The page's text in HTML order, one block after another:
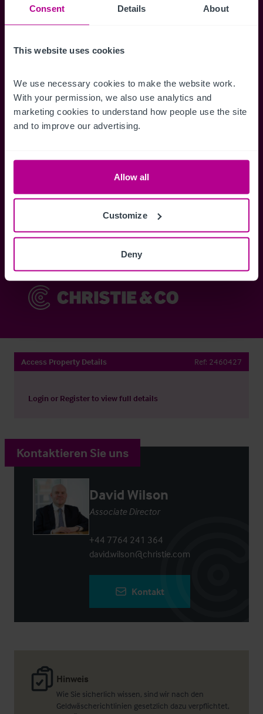
Consent Details About
This website uses cookies
We use necessary cookies to make the website work.
With your permission, we also use analytics and
marketing cookies to understand how people use the site
and to improve our advertising.
Allow all
Customize
Deny
erhalten.
Zugriff auf alle
Informationen
Erhalten Sie Zugriff auf alle
Speichern
zugreifen und
Anmelden
Sie haben bereits ein Konto?
Access Property Details Ref: 2460427
Login or Registerto view full details
Hinweis
Wie Sie sicherlich wissen, sind wir nach den
Geldwäscherichtlinien gesetzlich dazu verpflichtet,
Kontaktieren Sie uns
David Wilson
Associate Director
+44 7764 241 364
david.wilson@christie.com
Kontakt